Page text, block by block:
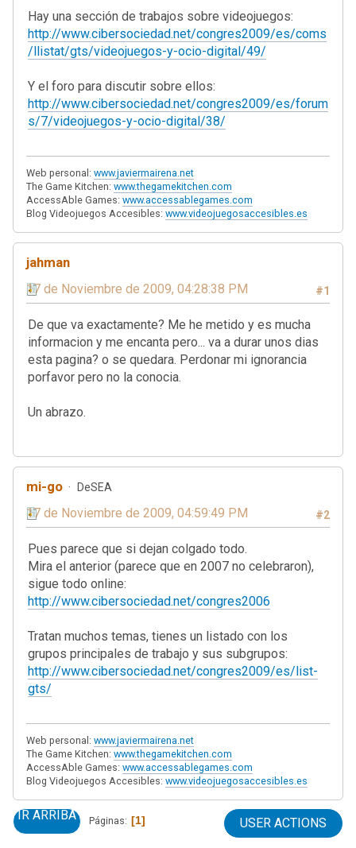
Hay una sección de trabajos sobre videojuegos:
http://www.cibersociedad.net/congres2009/es/coms
/llistat/gts/videojuegos-y-ocio-digital/49/
Y el foro para discutir sobre ellos:
http://www.cibersociedad.net/congres2009/es/forum
s/7/videojuegos-y-ocio-digital/38/
Web personal: www.javiermairena.net
The Game Kitchen: www.thegamekitchen.com
AccessAble Games: www.accessablegames.com
Blog Videojuegos Accesibles: www.videojuegosaccesibles.es
jahman
#1
17 de Noviembre de 2009, 04:28:38 PM
De que va exactamente? Me he metido y es mucha
informacion y me encanta pero... va a durar unos dias
esta pagina? o se quedara. Perdonar mi ignorancia
porfavor pero no la conocia.
Un abrazo.
mi-go DeSEA
#2
17 de Noviembre de 2009, 04:59:49 PM
Pues parece que si dejan colgado todo.
Mira el anterior (parece que en 2007 no celebraron),
sigue todo online:
http://www.cibersociedad.net/congres2006
Tratan muchos temas, tienes un listado con los
grupos principales de trabajo y sus subgrupos:
http://www.cibersociedad.net/congres2009/es/list-
gts/
Web personal: www.javiermairena.net
The Game Kitchen: www.thegamekitchen.com
AccessAble Games: www.accessablegames.com
Blog Videojuegos Accesibles: www.videojuegosaccesibles.es
IR ARRIBA Páginas 1 USER ACTIONS